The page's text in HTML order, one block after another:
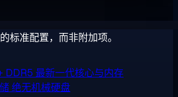
标准配置，而非附加项。
DDR5 最新一代核心与内存
绝无机械硬盘